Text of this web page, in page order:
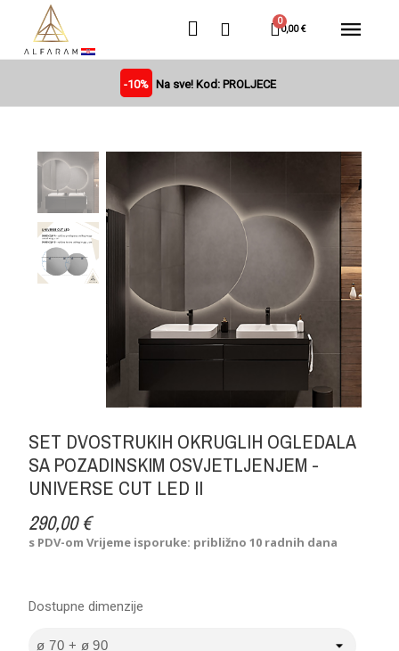
0,00 €
-10% Na sve! Kod: PROLJECE
SET DVOSTRUKIH OKRUGLIH OGLEDALA
SA POZADINSKIM OSVJETLJENJEM -
UNIVERSE CUT LED II
290,00 €
s PDV-omVrijeme isporuke: približno 10 radnih dana
Dostupne dimenzije